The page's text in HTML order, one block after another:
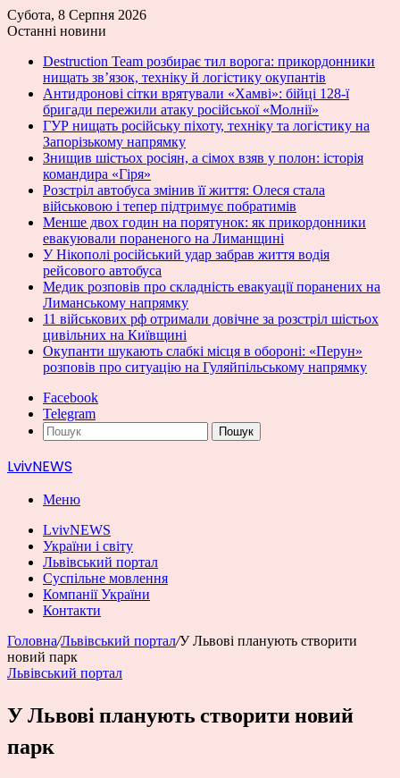
Субота, 8 Серпня 2026
Останні новини
Destruction Team розбирає тил ворога: прикордонники
нищать зв’язок, техніку й логістику окупантів
Антидронові сітки врятували «Хамві»: бійці 128-ї
бригади пережили атаку російської «Молнії»
ГУР нищать російську піхоту, техніку та логістику на
Запорізькому напрямку
Знищив шістьох росіян, а сімох взяв у полон: історія
командира «Гіря»
Розстріл автобуса змінив її життя: Олеся стала
військовою і тепер підтримує побратимів
Менше двох годин на порятунок: як прикордонники
евакуювали пораненого на Лиманщині
У Нікополі російський удар забрав життя водія
рейсового автобуса
Медик розповів про складність евакуації поранених на
Лиманському напрямку
11 військових рф отримали довічне за розстріл шістьох
цивільних на Київщині
Окупанти шукають слабкі місця в обороні: «Перун»
розповів про ситуацію на Гуляйпільському напрямку
Facebook
Telegram
Пошук
LvivNEWS
Меню
LvivNEWS
України і світу
Львівський портал
Суспільне мовлення
Компанії України
Контакти
Головна/Львівський портал/У Львові планують створити
новий парк
Львівський портал
У Львові планують створити новий
парк